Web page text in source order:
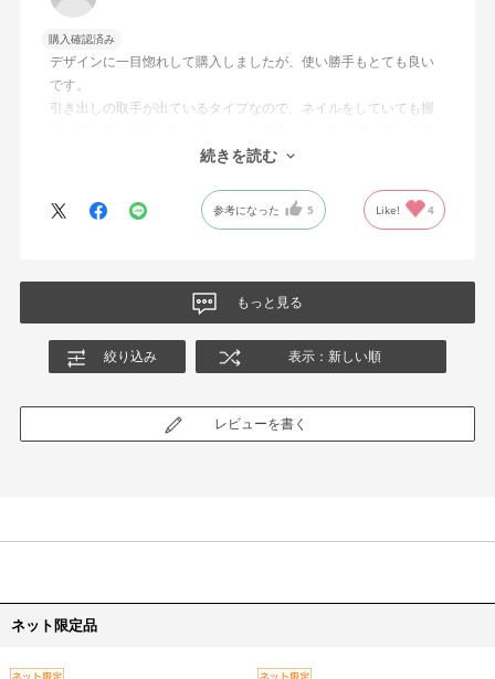
購入確認済み
デザインに一目惚れして購入しましたが、使い勝手もとても良い
です。
引き出しの取手が出ているタイプなので、ネイルをしていても握
は、ゆっくりになるので音も気になりません。
続きを読む
参考になった 5 Like! 4
もっと見る
絞り込み 表示：新しい順
レビューを書く
ネット限定品